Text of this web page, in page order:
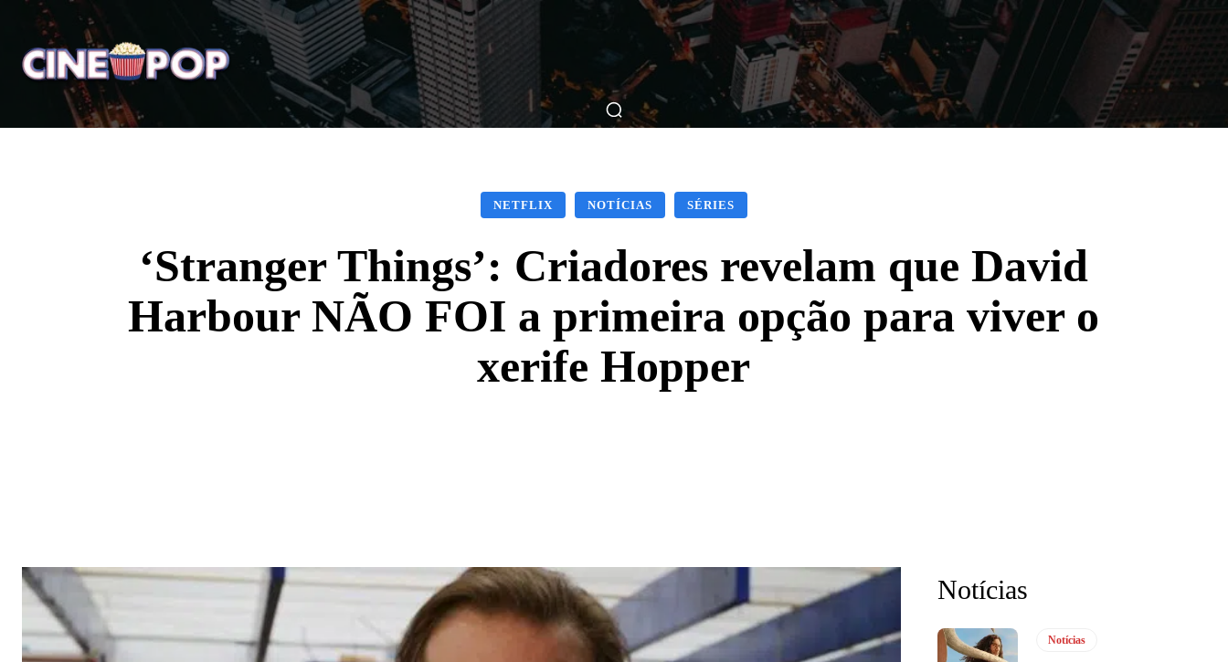
Home Notícias Críticas Breve Nos Cinemas Matérias Nos Cinemas Filmes Séries Música Gênero
NETFLIX NOTÍCIAS SÉRIES
‘Stranger Things’: Criadores revelam que David
Harbour NÃO FOI a primeira opção para viver o
xerife Hopper
Notícias
Notícias